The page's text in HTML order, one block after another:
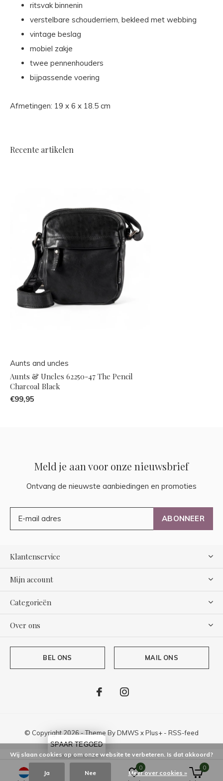
ritsvak binnenin
verstelbare schouderriem, bekleed met webbing
vintage beslag
mobiel zakje
twee pennenhouders
bijpassende voering
Afmetingen: 19 x 6 x 18.5 cm
Recente artikelen
Aunts and uncles
Aunts & Uncles 62250-47 The Pencil
Charcoal Black
€99,95
Meld je aan voor onze nieuwsbrief
Ontvang de nieuwste aanbiedingen en promoties
ABONNEER
Klantenservice
Mijn account
Categorieën
Over ons
BEL ONS MAIL ONS
© Copyright 2026 - Theme ByDMWS xPlus+ - RSS-feed
0 0
Wij slaan cookies op om onze website te verbeteren. Is dat akkoord?
Ja Nee Meer over cookies »
SPAAR TEGOED